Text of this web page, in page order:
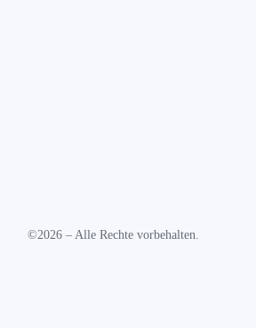
©2026 – Alle Rechte vorbehalten.